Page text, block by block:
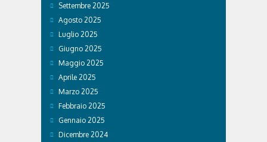
Settembre 2025
Agosto 2025
Luglio 2025
Giugno 2025
Maggio 2025
Aprile 2025
Marzo 2025
Febbraio 2025
Gennaio 2025
Dicembre 2024